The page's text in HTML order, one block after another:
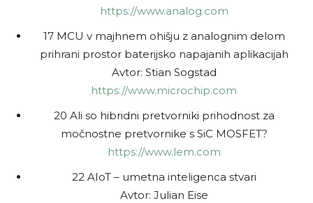
https://www.analog.com
17 MCU v majhnem ohišju z analognim delom
prihrani prostor baterijsko napajanih aplikacijah
Avtor: Stian Sogstad
https://www.microchip.com
20 Ali so hibridni pretvorniki prihodnost za
močnostne pretvornike s SiC MOSFET?
https://www.lem.com
22 AIoT – umetna inteligenca stvari
Avtor: Julian Eise